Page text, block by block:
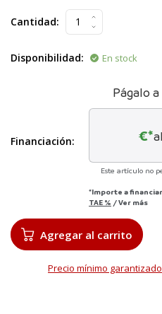
Cantidad:
Disponibilidad: En stock
Financiación:
Págalo
€*
Este artículo no
*Importe a financiar
TAE % /Ver más
Agregar al carrito
Precio mínimo garantizado